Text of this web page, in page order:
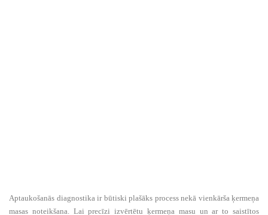
Aptaukošanās diagnostika ir būtiski plašāks process nekā vienkārša ķermeņa
masas noteikšana. Lai precīzi izvērtētu ķermeņa masu un ar to saistītos